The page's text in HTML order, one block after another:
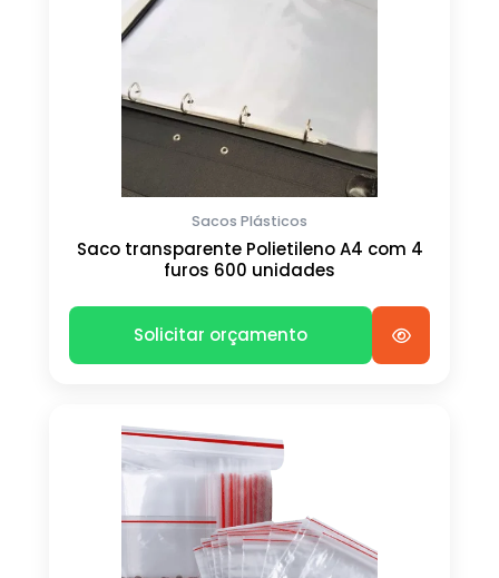
Sacos Plásticos
Saco transparente Polietileno A4 com 4
furos 600 unidades
Solicitar orçamento